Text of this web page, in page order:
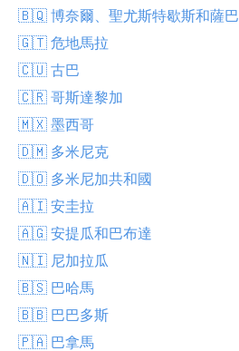
🇧🇶 博奈爾、聖尤斯特歇斯和薩巴
🇬🇹 危地馬拉
🇨🇺 古巴
🇨🇷 哥斯達黎加
🇲🇽 墨西哥
🇩🇲 多米尼克
🇩🇴 多米尼加共和國
🇦🇮 安圭拉
🇦🇬 安提瓜和巴布達
🇳🇮 尼加拉瓜
🇧🇸 巴哈馬
🇧🇧 巴巴多斯
🇵🇦 巴拿馬